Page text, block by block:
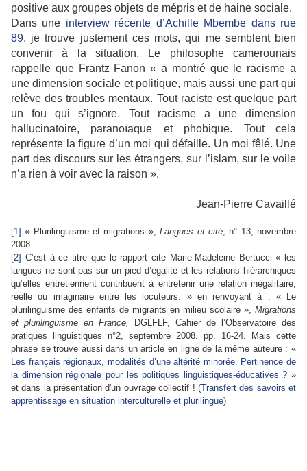
positive aux groupes objets de mépris et de haine sociale.
Dans une interview récente d’Achille Mbembe dans rue
89, je trouve justement ces mots, qui me semblent bien
convenir à la situation. Le philosophe camerounais
rappelle que Frantz Fanon « a montré que le racisme a
une dimension sociale et politique, mais aussi une part qui
relève des troubles mentaux. Tout raciste est quelque part
un fou qui s’ignore. Tout racisme a une dimension
hallucinatoire, paranoïaque et phobique. Tout cela
représente la figure d’un moi qui défaille. Un moi fêlé. Une
part des discours sur les étrangers, sur l’islam, sur le voile
n’a rien à voir avec la raison ».
Jean-Pierre Cavaillé
[1] « Plurilinguisme et migrations »,Langues et cité, n° 13, novembre
2008.
[2] C’est à ce titre que le rapport cite Marie-Madeleine Bertucci « les
langues ne sont pas sur un pied d’égalité et les relations hiérarchiques
qu’elles entretiennent contribuent à entretenir une relation inégalitaire,
réelle ou imaginaire entre les locuteurs. » en renvoyant à : « Le
plurilinguisme des enfants de migrants en milieu scolaire », Migrations
et plurilinguisme en France,
DGLFLF, Cahier de l’Observatoire des
pratiques linguistiques n°2, septembre 2008. pp. 16-24. Mais cette
phrase se trouve aussi dans un article en ligne de la même auteure : «
Les français régionaux, modalités d’une altérité minorée. Pertinence de
la dimension régionale pour les politiques linguistiques-éducatives ? »
et dans la présentation d'un ouvrage collectif ! (Transfert des savoirs et
apprentissage en situation interculturelle et plurilingue)